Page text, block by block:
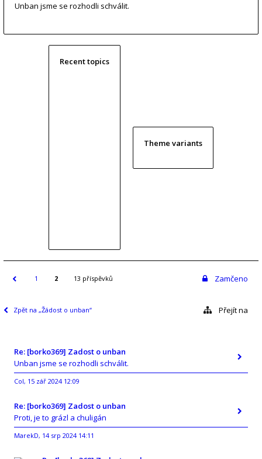
Unban jsme se rozhodli schválit.
Recent topics
Theme variants
1 2 13 příspěvků Zamčeno
Zpět na „Žádost o unban“ Přejít na
Re: [borko369] Zadost o unban
Unban jsme se rozhodli schválit.
Col, 15 zář 2024 12:09
Re: [borko369] Zadost o unban
Proti, je to grázl a chuligán
MarekD, 14 srp 2024 14:11